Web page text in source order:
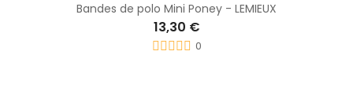
Bandes de polo Mini Poney - LEMIEUX
13,30 €
0